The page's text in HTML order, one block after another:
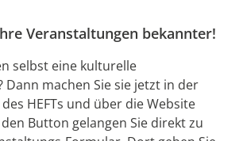
Veranstaltungen bekannter!
selbst eine kulturelle
Dann machen Sie sie jetzt in der
HEFTs und über die Website
Button gelangen Sie direkt zu